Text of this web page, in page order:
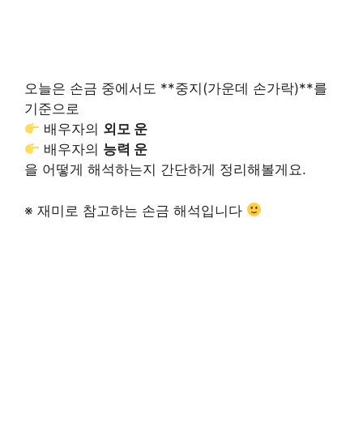
오늘은 손금 중에서도 **중지(가운데 손가락)**를
기준으로
배우자의 외모 운
배우자의 능력 운
을 어떻게 해석하는지 간단하게 정리해볼게요.
※ 재미로 참고하는 손금 해석입니다